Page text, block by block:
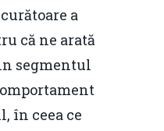
a
că ne arată
segmentul
în ceea ce